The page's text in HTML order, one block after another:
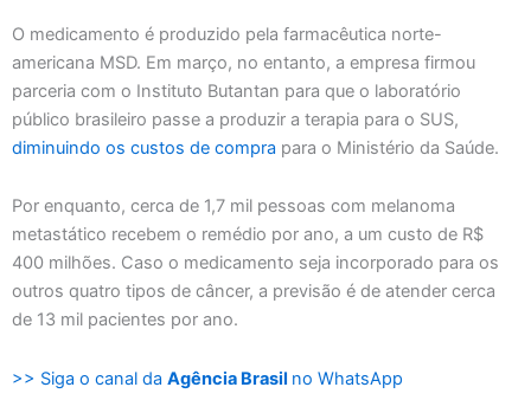
O medicamento é produzido pela farmacêutica norte-
americana MSD. Em março, no entanto, a empresa firmou
parceria com o Instituto Butantan para que o laboratório
público brasileiro passe a produzir a terapia para o SUS,
diminuindo os custos de compra para o Ministério da Saúde.
Por enquanto, cerca de 1,7 mil pessoas com melanoma
metastático recebem o remédio por ano, a um custo de R$
400 milhões. Caso o medicamento seja incorporado para os
outros quatro tipos de câncer, a previsão é de atender cerca
de 13 mil pacientes por ano.
>> Siga o canal da Agência Brasil no WhatsApp